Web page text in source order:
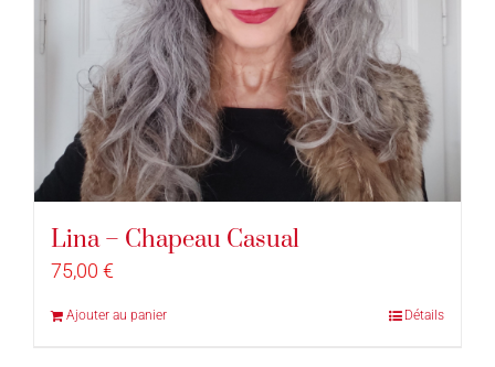
Lina – Chapeau Casual
75,00 €
Ajouter au panier Détails